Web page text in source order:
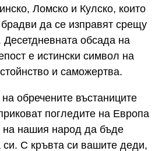
Ломско и Кулско, които
да се изправят срещу
Десетдневната обсада на
е истински символ на
и саможертва.
обречените въстаниците
погледите на Европа
на нашия народ да бъде
си. С кръвта си вашите деди,